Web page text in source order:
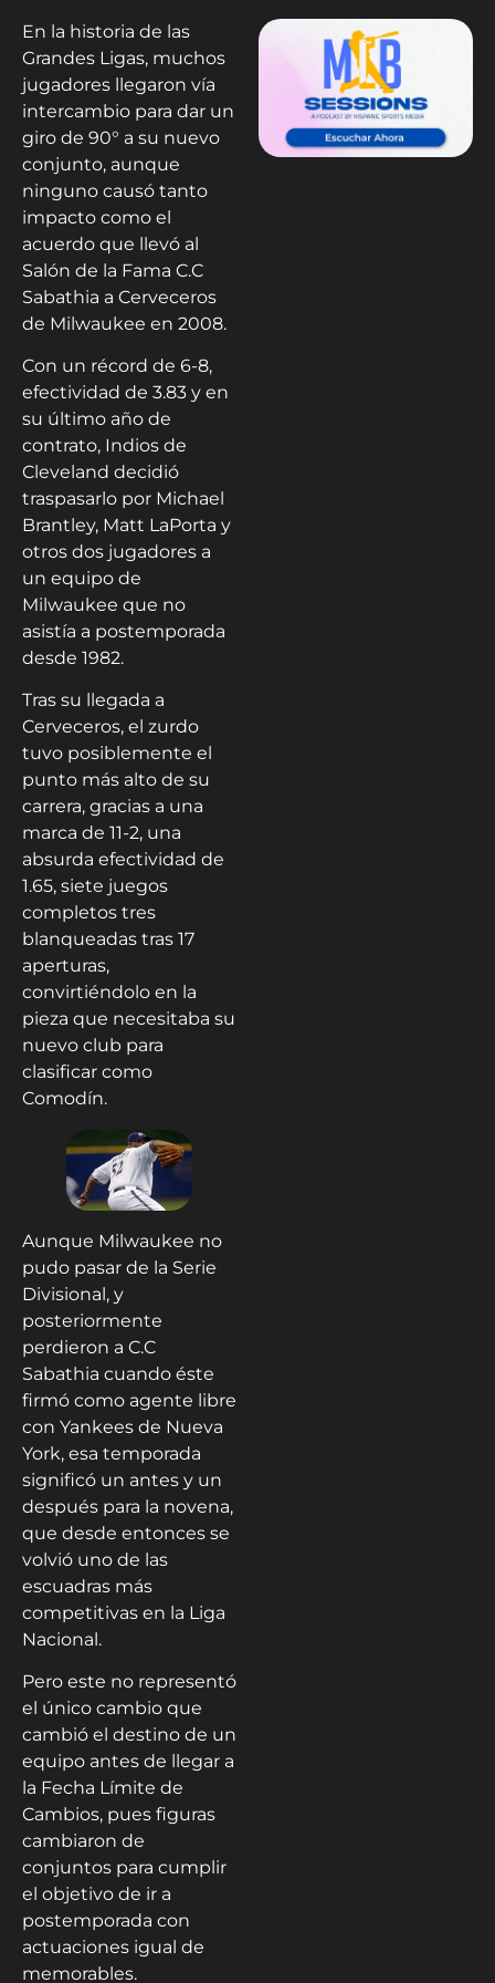
En la historia de las
Grandes Ligas, muchos
jugadores llegaron vía
intercambio para dar un
giro de 90° a su nuevo
conjunto, aunque
ninguno causó tanto
impacto como el
acuerdo que llevó al
Salón de la Fama C.C
Sabathia a Cerveceros
de Milwaukee en 2008.
Con un récord de 6-8,
efectividad de 3.83 y en
su último año de
contrato, Indios de
Cleveland decidió
traspasarlo por Michael
Brantley, Matt LaPorta y
otros dos jugadores a
un equipo de
Milwaukee que no
asistía a postemporada
desde 1982.
Tras su llegada a
Cerveceros, el zurdo
tuvo posiblemente el
punto más alto de su
carrera, gracias a una
marca de 11-2, una
absurda efectividad de
1.65, siete juegos
completos tres
blanqueadas tras 17
aperturas,
convirtiéndolo en la
pieza que necesitaba su
nuevo club para
clasificar como
Comodín.
Aunque Milwaukee no
pudo pasar de la Serie
Divisional, y
posteriormente
perdieron a C.C
Sabathia cuando éste
firmó como agente libre
con Yankees de Nueva
York, esa temporada
significó un antes y un
después para la novena,
que desde entonces se
volvió uno de las
escuadras más
competitivas en la Liga
Nacional.
Pero este no representó
el único cambio que
cambió el destino de un
equipo antes de llegar a
la Fecha Límite de
Cambios, pues figuras
cambiaron de
conjuntos para cumplir
el objetivo de ir a
postemporada con
actuaciones igual de
memorables.